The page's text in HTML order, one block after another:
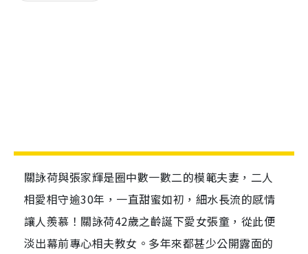
關詠荷與張家輝是圈中數一數二的模範夫妻，二人
相愛相守逾30年，一直甜蜜如初，細水長流的感情
讓人羨慕！關詠荷42歲之齡誕下愛女張童，從此便
淡出幕前專心相夫教女。多年來都甚少公開露面的